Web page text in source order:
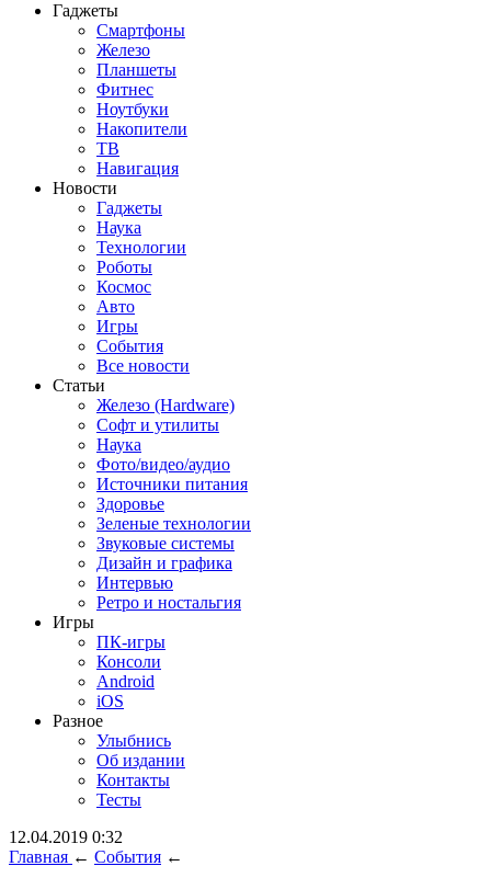
Гаджеты
Смартфоны
Железо
Планшеты
Фитнес
Ноутбуки
Накопители
ТВ
Навигация
Новости
Гаджеты
Наука
Технологии
Роботы
Космос
Авто
Игры
События
Все новости
Статьи
Железо (Hardware)
Софт и утилиты
Наука
Фото/видео/аудио
Источники питания
Здоровье
Зеленые технологии
Звуковые системы
Дизайн и графика
Интервью
Ретро и ностальгия
Игры
ПК-игры
Консоли
Android
iOS
Разное
Улыбнись
Об издании
Контакты
Тесты
12.04.2019 0:32
Главная ← События ←